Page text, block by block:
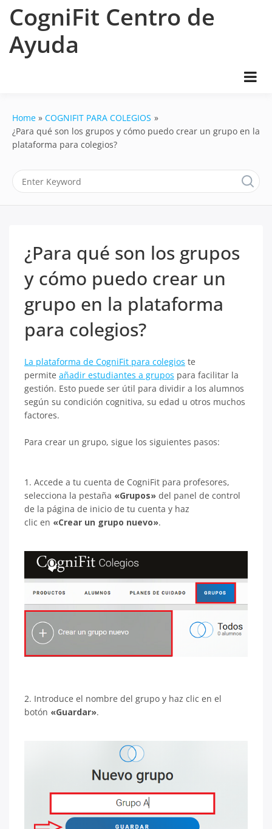
CogniFit Centro de
Ayuda
Home
COGNIFIT PARA COLEGIOS
¿Para qué son los grupos y cómo puedo crear un grupo en la
plataforma para colegios?
¿Para qué son los grupos
y cómo puedo crear un
grupo en la plataforma
para colegios?
La plataforma de CogniFit para colegios te
permite añadir estudiantes a grupos para facilitar la
gestión. Esto puede ser útil para dividir a los alumnos
según su condición cognitiva, su edad u otros muchos
factores.
Para crear un grupo, sigue los siguientes pasos:
1. Accede a tu cuenta de CogniFit para profesores,
selecciona la pestaña «Grupos» del panel de control
de la página de inicio de tu cuenta y haz
clic en «Crear un grupo nuevo».
2. Introduce el nombre del grupo y haz clic en el
botón «Guardar».